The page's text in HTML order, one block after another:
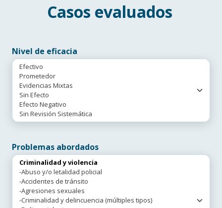
Casos evaluados
Nivel de eficacia
Problemas abordados